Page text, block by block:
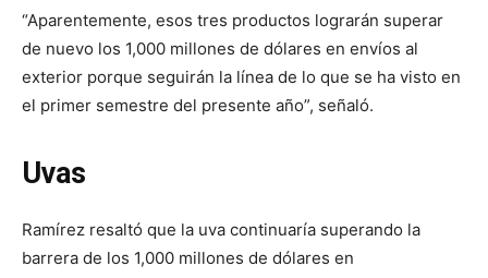
“Aparentemente, esos tres productos lograrán superar
de nuevo los 1,000 millones de dólares en envíos al
exterior porque seguirán la línea de lo que se ha visto en
el primer semestre del presente año”, señaló.
Uvas
Ramírez resaltó que la uva continuaría superando la
barrera de los 1,000 millones de dólares en